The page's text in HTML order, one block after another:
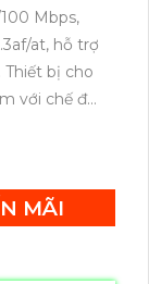
Mbps,
at, hỗ trợ
bị cho
với chế độ
MÃI